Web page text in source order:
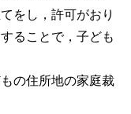
をし，許可がおり
ることで，子ども
の住所地の家庭裁